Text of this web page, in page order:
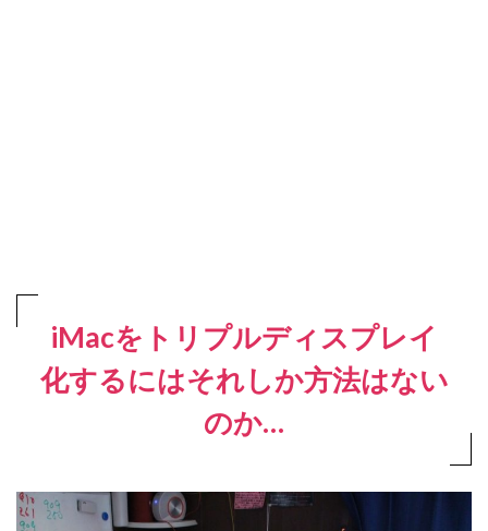
iMacをトリプルディスプレイ
化するにはそれしか方法はない
のか…